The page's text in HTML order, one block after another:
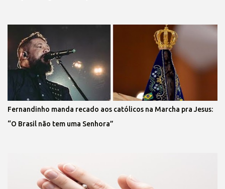
Fernandinho manda recado aos católicos na Marcha pra Jesus:
“O Brasil não tem uma Senhora”